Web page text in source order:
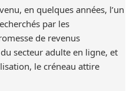
en quelques années, l’un
par les
de revenus
secteur adulte en ligne, et
le créneau attire